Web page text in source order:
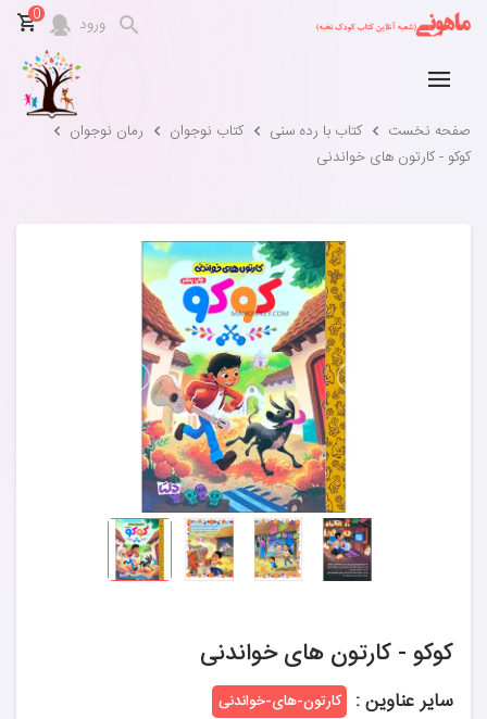
ورود 0
صفحه نخست کتاب با رده سنی کتاب نوجوان
رمان نوجوان
کوکو - کارتون های خواندنی
کوکو - کارتون های خواندنی
سایر عناوین : کارتون-های-خواندنی